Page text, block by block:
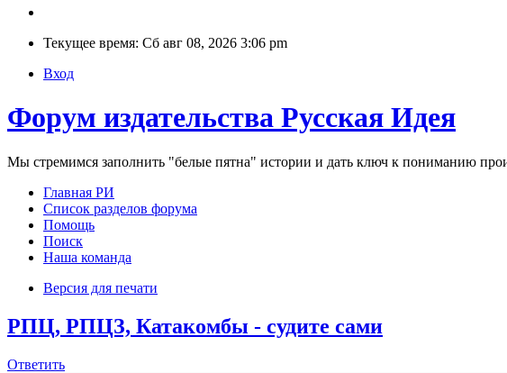
Текущее время: Сб авг 08, 2026 3:06 pm
Вход
Форум издательства Русская Идея
Мы стремимся заполнить "белые пятна" истории и дать ключ к пониманию
Главная РИ
Список разделов форума
Помощь
Поиск
Наша команда
Версия для печати
РПЦ, РПЦЗ, Катакомбы - судите сами
Ответить